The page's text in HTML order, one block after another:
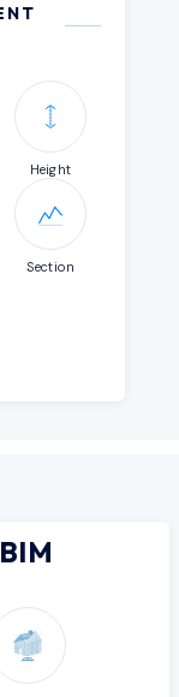
Height
Section